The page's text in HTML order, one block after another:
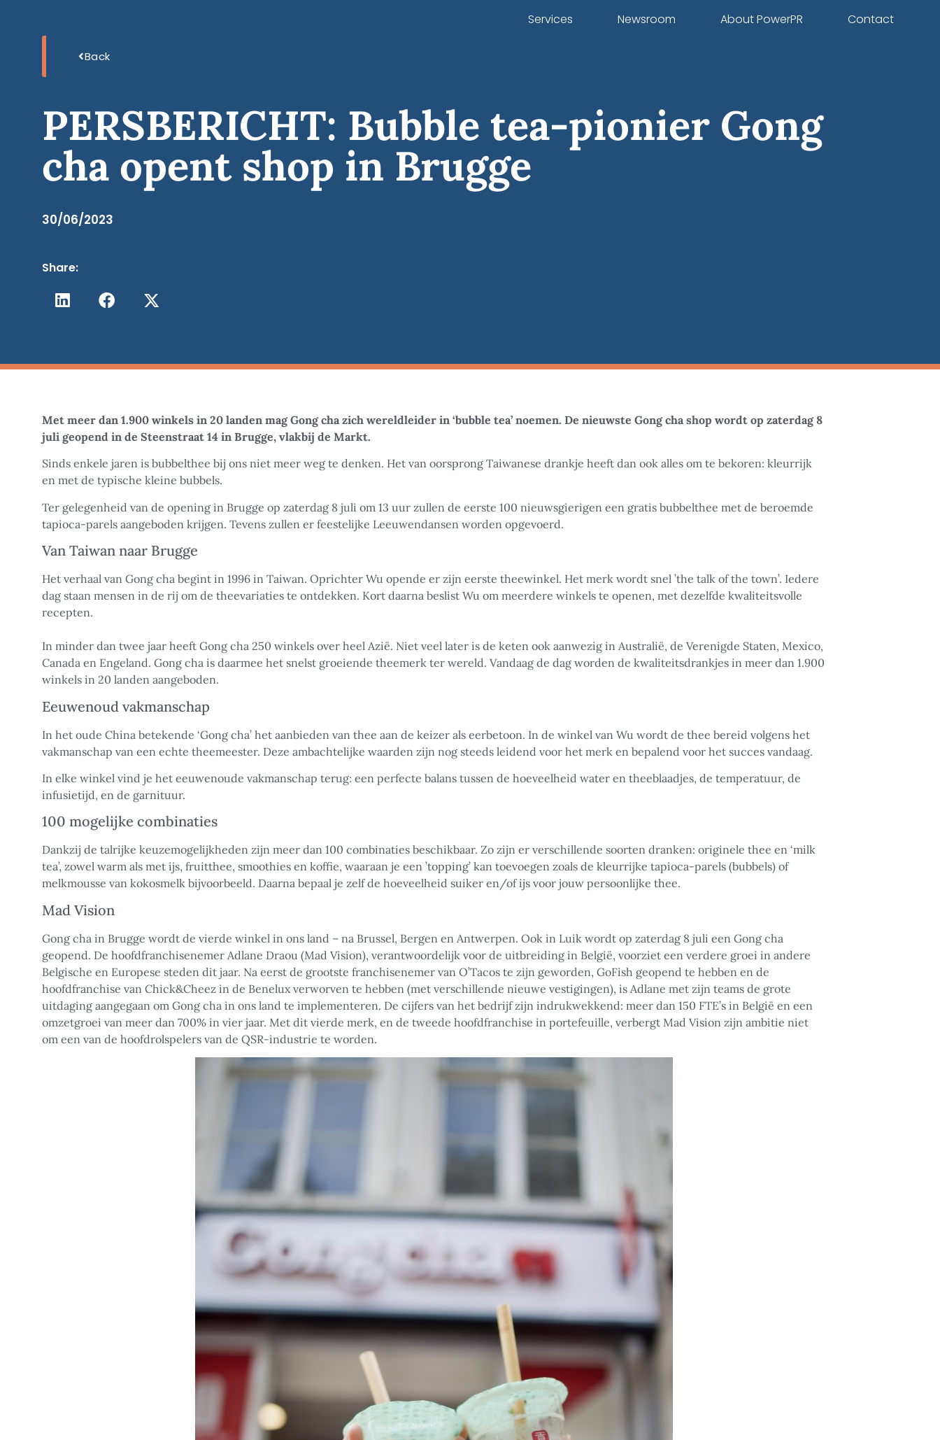
Services Newsroom About PowerPR Contact
Back
PERSBERICHT: Bubble tea-pionier Gong
cha opent shop in Brugge
30/06/2023
Share:
Met meer dan 1.900 winkels in 20 landen mag Gong cha zich wereldleider in ‘bubble tea’ noemen. De nieuwste Gong cha shop wordt op zaterdag 8
juli geopend in de Steenstraat 14 in Brugge, vlakbij de Markt.
Sinds enkele jaren is bubbelthee bij ons niet meer weg te denken. Het van oorsprong Taiwanese drankje heeft dan ook alles om te bekoren: kleurrijk
en met de typische kleine bubbels.
Ter gelegenheid van de opening in Brugge op zaterdag 8 juli om 13 uur zullen de eerste 100 nieuwsgierigen een gratis bubbelthee met de beroemde
tapioca-parels aangeboden krijgen. Tevens zullen er feestelijke Leeuwendansen worden opgevoerd.
Van Taiwan naar Brugge
Het verhaal van Gong cha begint in 1996 in Taiwan. Oprichter Wu opende er zijn eerste theewinkel. Het merk wordt snel ’the talk of the town’. Iedere
dag staan mensen in de rij om de theevariaties te ontdekken. Kort daarna beslist Wu om meerdere winkels te openen, met dezelfde kwaliteitsvolle
recepten.
In minder dan twee jaar heeft Gong cha 250 winkels over heel Azië. Niet veel later is de keten ook aanwezig in Australië, de Verenigde Staten, Mexico,
Canada en Engeland. Gong cha is daarmee het snelst groeiende theemerk ter wereld. Vandaag de dag worden de kwaliteitsdrankjes in meer dan 1.900
winkels in 20 landen aangeboden.
Eeuwenoud vakmanschap
In het oude China betekende ‘Gong cha’ het aanbieden van thee aan de keizer als eerbetoon. In de winkel van Wu wordt de thee bereid volgens het
vakmanschap van een echte theemeester. Deze ambachtelijke waarden zijn nog steeds leidend voor het merk en bepalend voor het succes vandaag.
In elke winkel vind je het eeuwenoude vakmanschap terug: een perfecte balans tussen de hoeveelheid water en theeblaadjes, de temperatuur, de
infusietijd, en de garnituur.
100 mogelijke combinaties
Dankzij de talrijke keuzemogelijkheden zijn meer dan 100 combinaties beschikbaar. Zo zijn er verschillende soorten dranken: originele thee en ‘milk
tea’, zowel warm als met ijs, fruitthee, smoothies en koffie, waaraan je een ’topping’ kan toevoegen zoals de kleurrijke tapioca-parels (bubbels) of
melkmousse van kokosmelk bijvoorbeeld. Daarna bepaal je zelf de hoeveelheid suiker en/of ijs voor jouw persoonlijke thee.
Mad Vision
Gong cha in Brugge wordt de vierde winkel in ons land – na Brussel, Bergen en Antwerpen. Ook in Luik wordt op zaterdag 8 juli een Gong cha
geopend. De hoofdfranchisenemer Adlane Draou (Mad Vision), verantwoordelijk voor de uitbreiding in België, voorziet een verdere groei in andere
Belgische en Europese steden dit jaar. Na eerst de grootste franchisenemer van O’Tacos te zijn geworden, GoFish geopend te hebben en de
hoofdfranchise van Chick&Cheez in de Benelux verworven te hebben (met verschillende nieuwe vestigingen), is Adlane met zijn teams de grote
uitdaging aangegaan om Gong cha in ons land te implementeren. De cijfers van het bedrijf zijn indrukwekkend: meer dan 150 FTE’s in België en een
omzetgroei van meer dan 700% in vier jaar. Met dit vierde merk, en de tweede hoofdfranchise in portefeuille, verbergt Mad Vision zijn ambitie niet
om een van de hoofdrolspelers van de QSR-industrie te worden.